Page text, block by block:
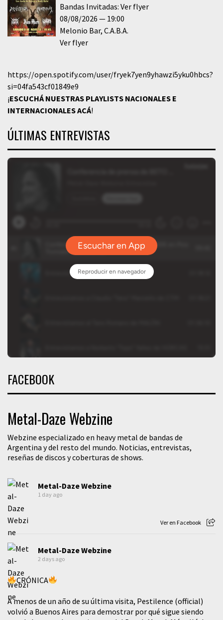
Bandas Invitadas: Ver flyer
08/08/2026
19:00
Melonio Bar C.A.B.A.
Ver flyer
https://open.spotify.com/user/fryek7yen9yhawzi5yku0hbcs?
si=04fa543cf01849e9
¡ESCUCHÁ NUESTRAS PLAYLISTS NACIONALES E
INTERNACIONALESACÁ!
ÚLTIMAS ENTREVISTAS
FACEBOOK
Metal-Daze Webzine
Webzine especializado en heavy metal de bandas de
Argentina y del resto del mundo. Noticias, entrevistas,
reseñas de discos y coberturas de shows.
Metal-Daze Webzine
1 day ago
Ver en Facebook
Metal-Daze Webzine
2 days ago
CRÓNICA
A menos de un año de su última visita, Pestilence (official)
volvió a Buenos Aires para demostrar por qué sigue siendo